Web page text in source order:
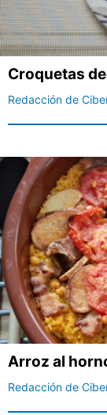
Croquetas
Redacción de
Arroz al
Redacción de